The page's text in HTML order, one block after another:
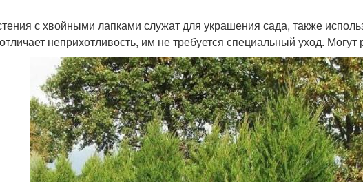
с хвойными лапками служат для украшения сада, также
неприхотливость, им не требуется специальный уход.